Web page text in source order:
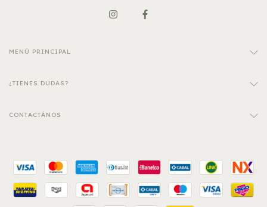
MENÚ PRINCIPAL
¿TIENES DUDAS?
CONTACTÁNOS